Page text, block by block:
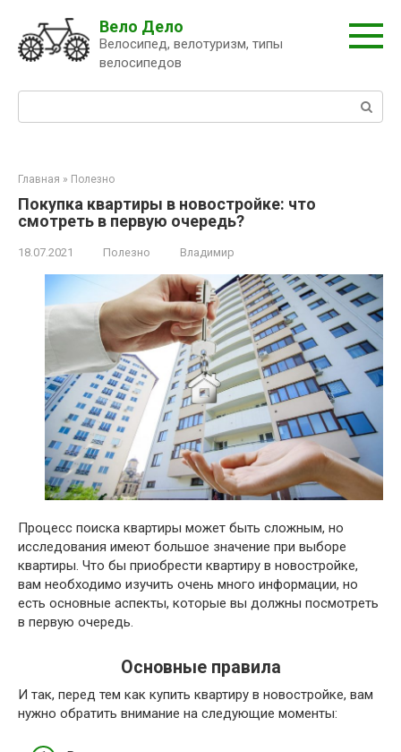
контенту
Вело Дело
Велосипед, велотуризм, типы
велосипедов
Главная » Полезно
Покупка квартиры в новостройке: что
смотреть в первую очередь?
18.07.2021 Полезно Владимир
Процесс поиска квартиры может быть сложным, но
исследования имеют большое значение при выборе
квартиры. Что бы приобрести квартиру в новостройке,
вам необходимо изучить очень много информации, но
есть основные аспекты, которые вы должны посмотреть
в первую очередь.
Основные правила
И так, перед тем как купить квартиру в новостройке, вам
нужно обратить внимание на следующие моменты: